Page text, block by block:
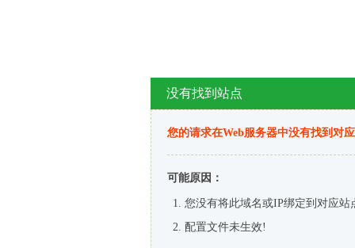
没有找到站点
您的请求在Web服务器中没有找到对
可能原因：
您没有将此域名或IP绑定到对应站
配置文件未生效!